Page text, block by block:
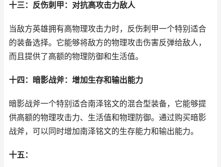
十三：反伤刺甲：对抗高攻击力敌人
当敌方英雄拥有高物理攻击力时，反伤刺甲一个特别适合
的装备选择。它能够将敌方的物理攻击伤害反弹给敌人，
而且提供了高额的物理防御和生活值。
十四：暗影战斧：增加生存和输出能力
暗影战斧一个特别适合南泽铭文的混合型装备，它能够提
供高额的物理攻击力、生活值和物理防御。通过购买暗影
战斧，可以同时增加南泽铭文的生存能力和输出能力。
十五：